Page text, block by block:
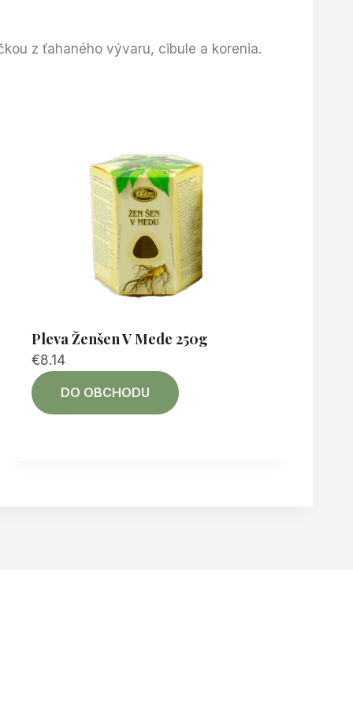
z ťahaného vývaru, cibule a korenia.
Pleva Ženšen V Mede 250g
€8.14
DO OBCHODU